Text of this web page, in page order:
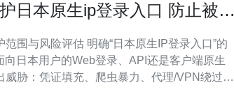
日本原生ip登录入口 防止被盗
范围与风险评估 明确“日本原生IP登录入口”的
向日本用户的Web登录、API还是客户端原生
威胁：凭证填充、爬虫暴力、代理/VPN绕过、